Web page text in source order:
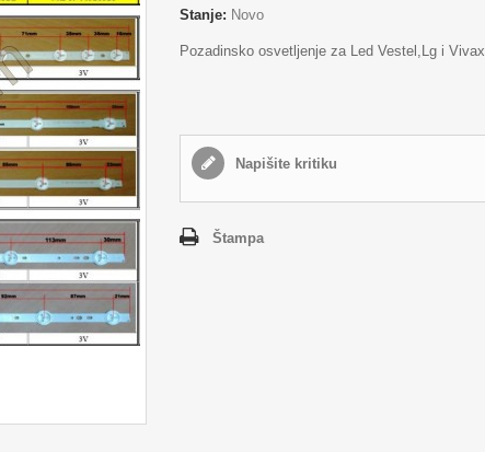
Stanje: Novo
Pozadinsko osvetljenje za Led Vestel,Lg i Vivax
Napišite kritiku
Štampa